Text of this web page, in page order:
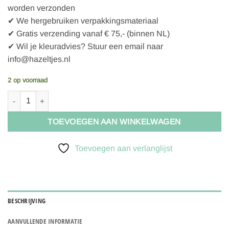
worden verzonden
✔ We hergebruiken verpakkingsmateriaal
✔ Gratis verzending vanaf € 75,- (binnen NL)
✔ Wil je kleuradvies? Stuur een email naar
info@hazeltjes.nl
2 op voorraad
Wardrobe By Me Naaipatroon Jurk Freedom Dress | 30-54 aantal
TOEVOEGEN AAN WINKELWAGEN
Toevoegen aan verlanglijst
BESCHRIJVING
AANVULLENDE INFORMATIE